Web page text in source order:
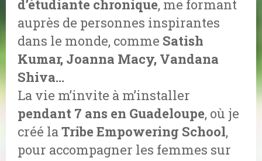
d’étudiante chronique, me formant
auprès de personnes inspirantes
dans le monde, comme Satish
Kumar, Joanna Macy, Vandana
Shiva...
La vie m’invite à m’installer
pendant 7 ans en Guadeloupe, où je
créé laTribe Empowering School,
pour accompagner les femmes sur